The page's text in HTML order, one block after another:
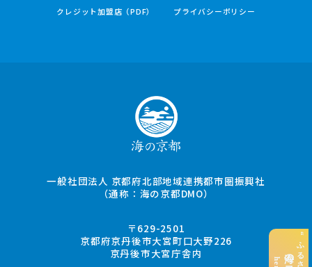
クレジット加盟店（PDF）
プライバシーポリシー
一般社団法人 京都府北部地域連携都市圏振興社
（通称：海の京都DMO）
〒629-2501
京都府京丹後市大宮町口大野226
京丹後市大宮庁舎内